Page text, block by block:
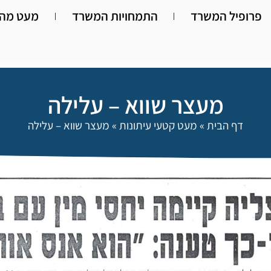
פרופיל המשרד התמחויות המשרד מעט
מעצר שווא – עלילה
דף הבית » מעט קטעי עיתונות » מעצר שווא – עלילה